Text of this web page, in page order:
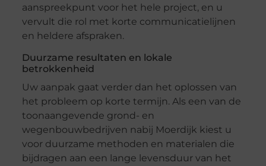
aanspreekpunt voor het hele project, en u
vervult die rol met korte communicatielijnen
en heldere afspraken.
Duurzame resultaten en lokale
betrokkenheid
Uw aanpak gaat verder dan het oplossen van
het probleem op korte termijn. Als een van de
toonaangevende grond- en
wegenbouwbedrijven nabij Moerdijk kiest u
voor duurzame methoden en materialen die
bijdragen aan een lange levensduur van het